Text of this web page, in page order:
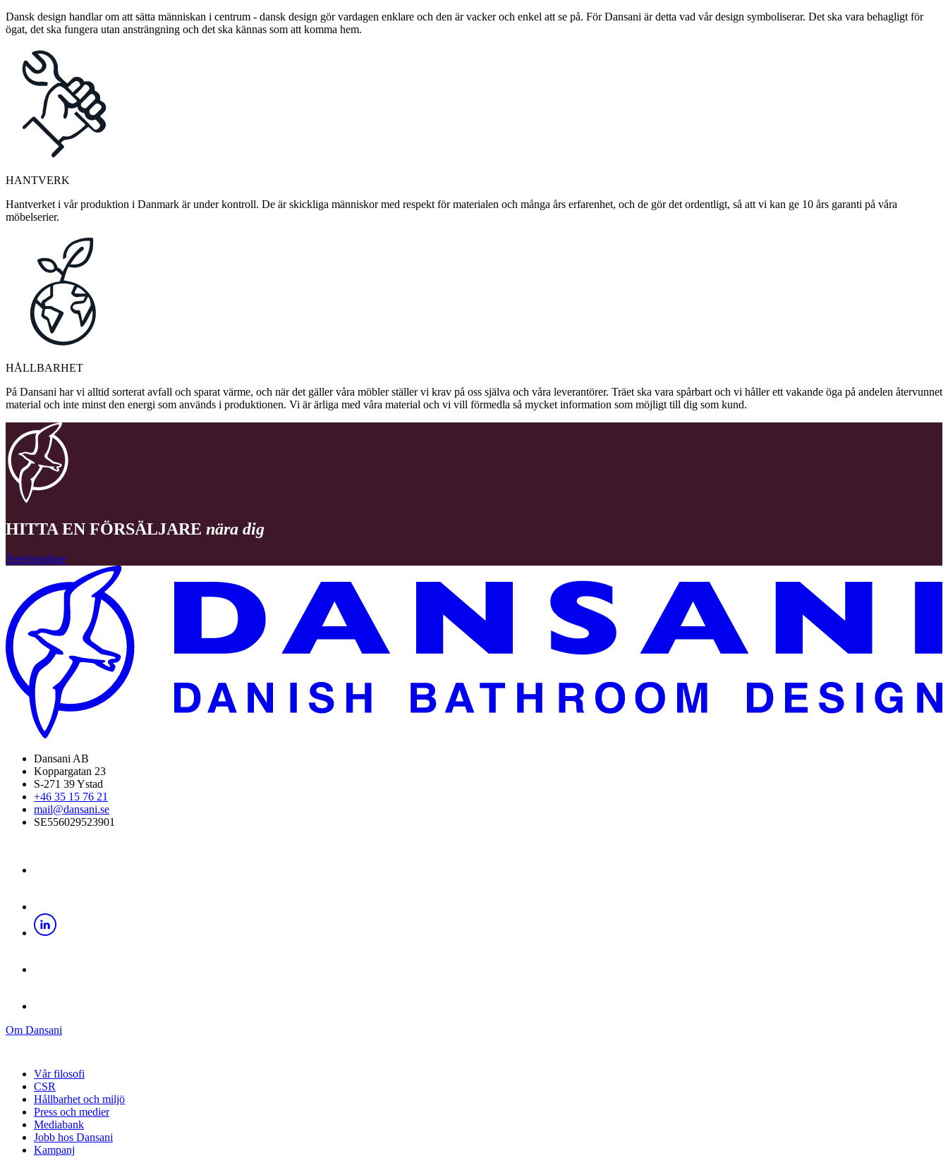
Dansk design handlar om att sätta människan i centrum - dansk design gör vardagen enklare och den är vacker och enkel att se på. För Dansani är detta vad vår design symboliserar. Det ska vara behagligt för
ögat, det ska fungera utan ansträngning och det ska kännas som att komma hem.
HANTVERK
Hantverket i vår produktion i Danmark är under kontroll. De är skickliga människor med respekt för materialen och många års erfarenhet, och de gör det ordentligt, så att vi kan ge 10 års garanti på våra
möbelserier.
HÅLLBARHET
På Dansani har vi alltid sorterat avfall och sparat värme, och när det gäller våra möbler ställer vi krav på oss själva och våra leverantörer. Träet ska vara spårbart och vi håller ett vakande öga på andelen återvunnet
material och inte minst den energi som används i produktionen. Vi är ärliga med våra material och vi vill förmedla så mycket information som möjligt till dig som kund.
HITTA EN FÖRSÄLJARE nära dig
Återförsäljare
Dansani AB
Koppargatan 23
S-271 39 Ystad
+46 35 15 76 21
mail@dansani.se
SE556029523901
Om Dansani
Vår filosofi
CSR
Hållbarhet och miljö
Press och medier
Mediabank
Jobb hos Dansani
Kampanj